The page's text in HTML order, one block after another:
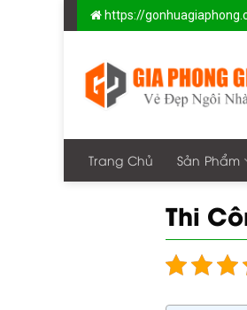
to
https://
Trang Chủ Sản Phẩm
Thi